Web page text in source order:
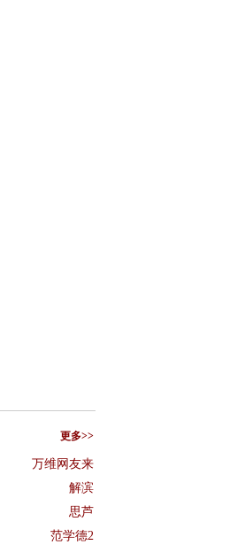
更多>>
万维网友来
解滨
思芦
范学德2